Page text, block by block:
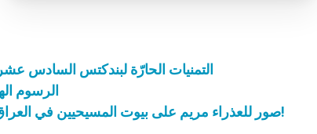
التمنيات الحارّة لبندكتس السادس
الرسوم
صور للعذراء مريم على بيوت المسيحيين في العراق ودعوة إلى ارتداء الحجاب!